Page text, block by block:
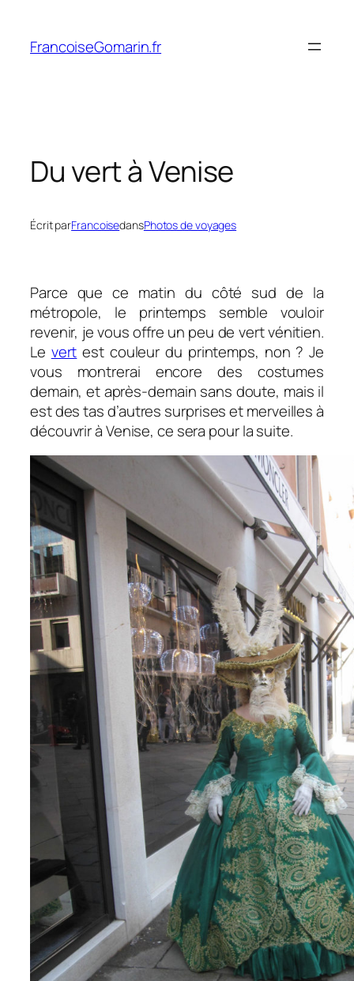
contenu
FrancoiseGomarin.fr
Du vert à Venise
Écrit parFrancoisedansPhotos de voyages
Parce que ce matin du côté sud de la
métropole, le printemps semble vouloir
revenir, je vous offre un peu de vert vénitien.
Le vert est couleur du printemps, non ? Je
vous montrerai encore des costumes
demain, et après-demain sans doute, mais il
est des tas d’autres surprises et merveilles à
découvrir à Venise, ce sera pour la suite.